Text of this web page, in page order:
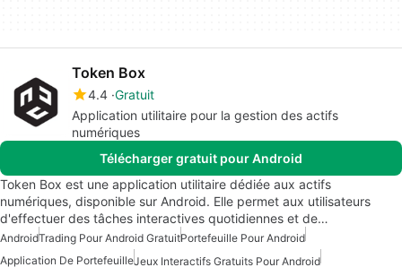
Token Box
4.4 Gratuit
Application utilitaire pour la gestion des actifs
numériques
Télécharger gratuit pour Android
Token Box est une application utilitaire dédiée aux actifs
numériques, disponible sur Android. Elle permet aux utilisateurs
d'effectuer des tâches interactives quotidiennes et de…
AndroidTrading Pour Android GratuitPortefeuille Pour Android
Application De PortefeuilleJeux Interactifs Gratuits Pour Android